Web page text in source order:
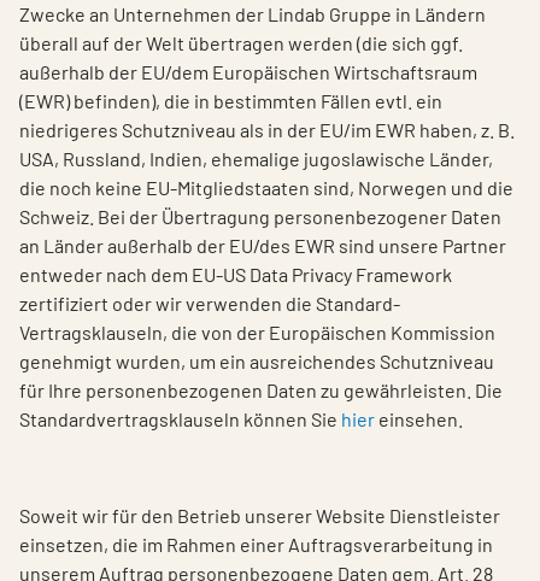
Zwecke an Unternehmen der Lindab Gruppe in Ländern
überall auf der Welt übertragen werden (die sich ggf.
außerhalb der EU/dem Europäischen Wirtschaftsraum
(EWR) befinden), die in bestimmten Fällen evtl. ein
niedrigeres Schutzniveau als in der EU/im EWR haben, z. B.
USA, Russland, Indien, ehemalige jugoslawische Länder,
die noch keine EU-Mitgliedstaaten sind, Norwegen und die
Schweiz. Bei der Übertragung personenbezogener Daten
an Länder außerhalb der EU/des EWR sind unsere Partner
entweder nach dem EU-US Data Privacy Framework
zertifiziert oder wir verwenden die Standard-
Vertragsklauseln, die von der Europäischen Kommission
genehmigt wurden, um ein ausreichendes Schutzniveau
für Ihre personenbezogenen Daten zu gewährleisten. Die
Standardvertragsklauseln können Sie hier einsehen.
Soweit wir für den Betrieb unserer Website Dienstleister
einsetzen, die im Rahmen einer Auftragsverarbeitung in
unserem Auftrag personenbezogene Daten gem. Art. 28